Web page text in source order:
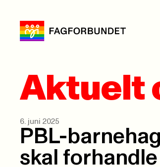
Aktuelt
6. juni 2025
PBL-
skal